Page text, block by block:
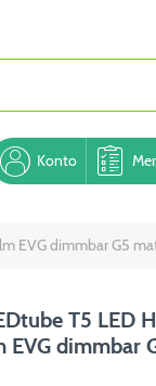
Konto
Blog
EVG dimmbar G5
T5 LED
dimmbar